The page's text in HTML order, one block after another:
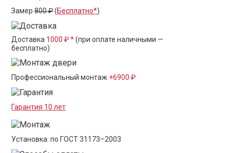
Замер800 ₽(Бесплатно*)
Доставка 1000 ₽ *(при оплате наличными —
бесплатно)
Профессиональный монтаж +6900 ₽
Гарантия 10 лет
Установка: по ГОСТ 31173–2003